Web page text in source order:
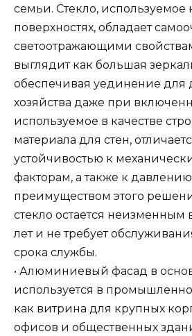
семьи. Стекло, используемое
поверхностях, обладает
светоотражающими
выглядит как большая
обеспечивая уединение для
хозяйства даже при
используемое в качестве
материала для стен,
устойчивостью к
факторам, а также к
преимуществом этого
стекло остается неизменным
лет и не требует
срока службы.
• Алюминиевый фасад в
используется в
как витрина для крупных
офисов и общественных